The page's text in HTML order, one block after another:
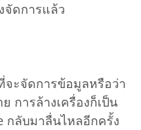
จัดการแล้ว
จะจัดการข้อมูลหรือว่า
การล้างเครื่องก็เป็น
กลับมาลื่นไหลอีกครั้ง